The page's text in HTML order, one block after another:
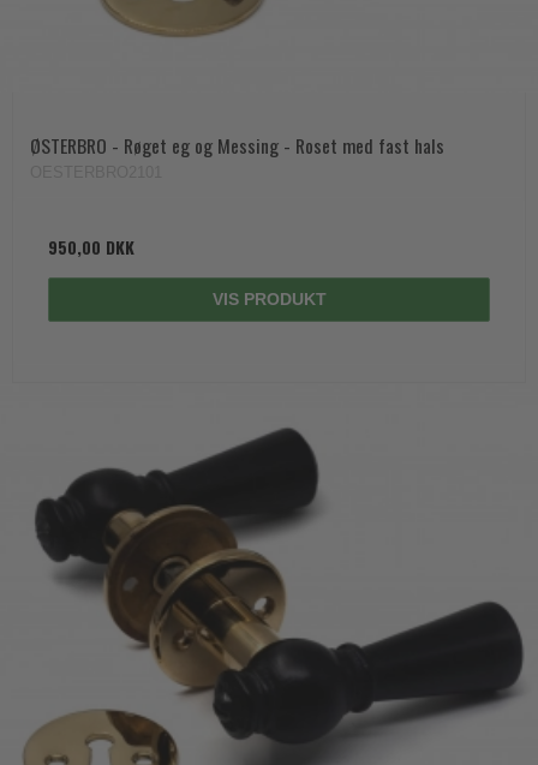
ØSTERBRO - Røget eg og Messing - Roset med fast hals
950,00 DKK
VIS PRODUKT